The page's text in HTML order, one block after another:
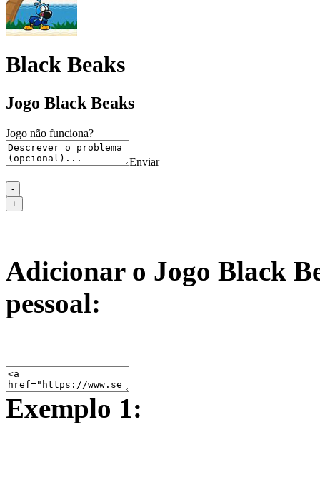
Black Beaks
Jogo Black Beaks
Jogo não funciona?
Enviar
Adicionar o Jogo Black
pessoal:
Exemplo 1: